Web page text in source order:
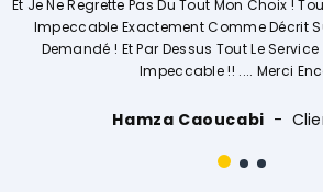
Le Produit Est
Et Comme
Génial Et
Opérations. Société A
Ouissal